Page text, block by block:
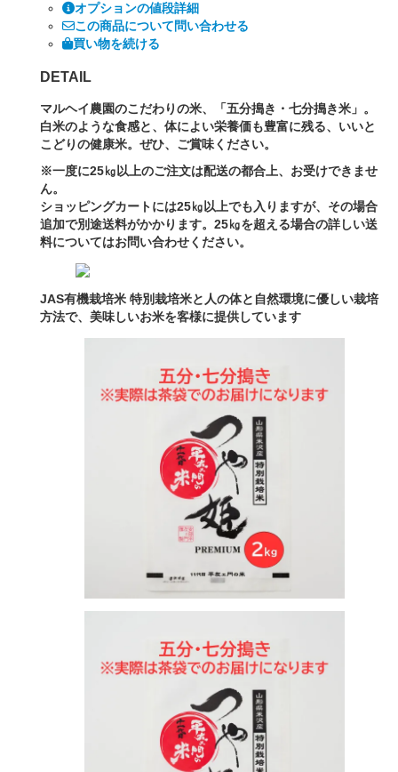
オプションの値段詳細
この商品について問い合わせる
買い物を続ける
DETAIL
マルヘイ農園のこだわりの米、「五分搗き・七分搗き米」。
白米のような食感と、体によい栄養価も豊富に残る、いいと
こどりの健康米。ぜひ、ご賞味ください。
※一度に25㎏以上のご注文は配送の都合上、お受けできませ
ん。
ショッピングカートには25㎏以上でも入りますが、その場合
追加で別途送料がかかります。25㎏を超える場合の詳しい送
料についてはお問い合わせください。
JAS有機栽培米 特別栽培米と人の体と自然環境に優しい栽培
方法で、美味しいお米を客様に提供しています